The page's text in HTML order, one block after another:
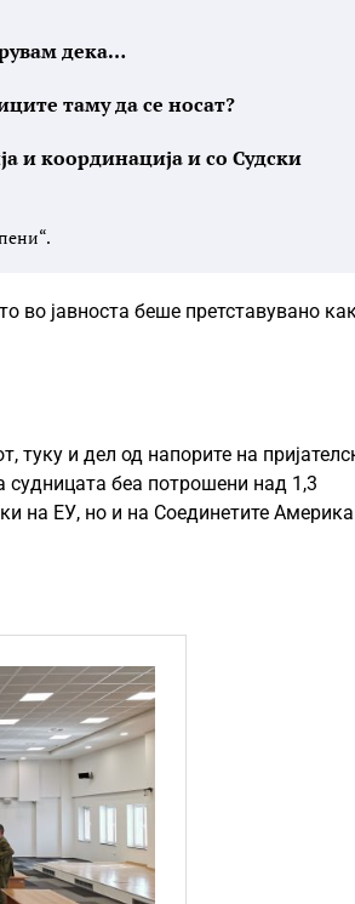
дека…
таму да се носат?
и координација и со Судски
во јавноста беше претставувано
туку и дел од напорите на
судницата беа потрошени над 1,3
на ЕУ, но и на Соединетите